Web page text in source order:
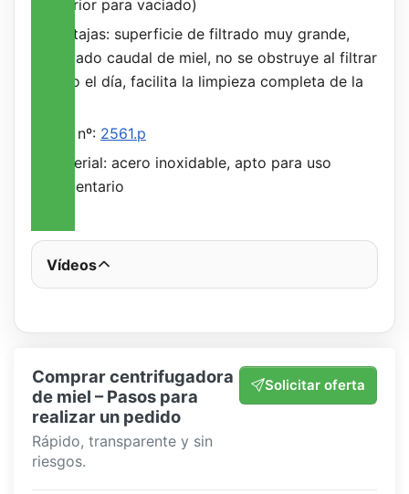
inferior para vaciado)
Ventajas: superficie de filtrado muy grande,
elevado caudal de miel, no se obstruye al filtrar
todo el día, facilita la limpieza completa de la
Art. nº: 2561.p
Material: acero inoxidable, apto para uso
alimentario
Vídeos
Comprar centrifugadora
de miel – Pasos para
realizar un pedido
Rápido, transparente y sin
riesgos.
Solicitar oferta